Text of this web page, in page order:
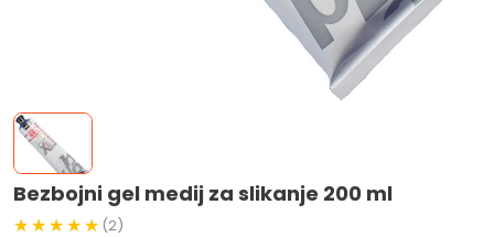
Bezbojni gel medij za slikanje 200 ml
(2)